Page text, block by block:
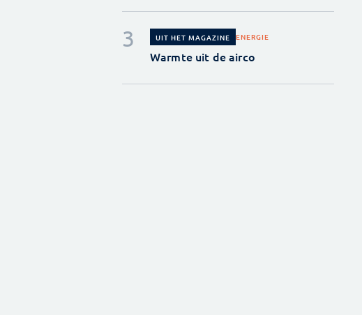
UIT HET MAGAZINE ENERGIE
Warmte uit de airco